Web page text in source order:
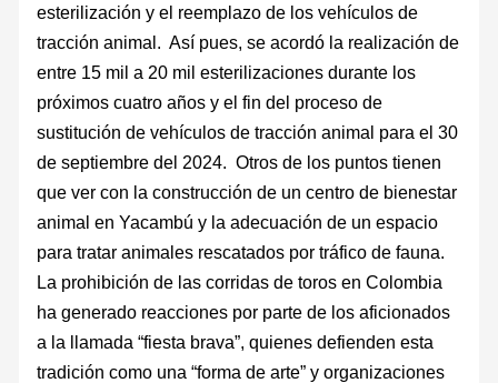
esterilización y el reemplazo de los vehículos de
tracción animal. Así pues, se acordó la realización de
entre 15 mil a 20 mil esterilizaciones durante los
próximos cuatro años y el fin del proceso de
sustitución de vehículos de tracción animal para el 30
de septiembre del 2024. Otros de los puntos tienen
que ver con la construcción de un centro de bienestar
animal en Yacambú y la adecuación de un espacio
para tratar animales rescatados por tráfico de fauna.
La prohibición de las corridas de toros en Colombia
ha generado reacciones por parte de los aficionados
a la llamada “fiesta brava”, quienes defienden esta
tradición como una “forma de arte” y organizaciones